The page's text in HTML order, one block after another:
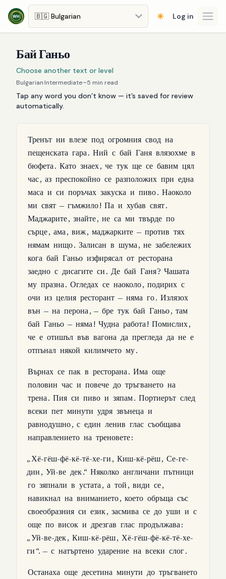
Skip to main content
Log in
Бай Ганьо
Choose another text or level
Bulgarian·Intermediate·~5 min read
Tap any word you don’t know — it’s saved for review
automatically.
Тренът ни влезе под огромния свод на
пещенската гара. Ний с бай Ганя влязохме в
бюфета. Като знаех, че тук ще се бавим цял
час, аз преспокойно се разположих при една
маса и си поръчах закуска и пиво. Наоколо
ми свят — гъмжило! Па и хубав свят.
Маджарите, знайте, не са ми твърде по
сърце, ама, виж, маджарките — против тях
нямам нищо. Залисан в шума, не забележих
кога бай Ганьо изфирясал от ресторана
заедно с дисагите си . Де бай Ганя? Чашата
му празна. Огледах се наоколо, подирих с
очи из целия ресторант — няма го. Излязох
вън — на перона, — бре тук бай Ганьо, там
бай Ганьо — няма! Чудна работа! Помислих,
че е отишъл във вагона да прегледа да не е
отпънал някой килимчето му.
Върнах се пак в ресторана. Има още
половин час и повече до тръгването на
трена. Пия си пиво и зяпам. Портиерът след
всеки пет минути удря звънеца и
равнодушно, с един ленив глас съобщава
направлението на треновете:
„Хë-гëш-фë-кë-тë-хе-ги , Киш-кë-рëш, Се-ге-
дин , Уй-ве дек.“ Няколко англичани пътници
го зяпнали в устата, а той , види се,
навикнал на вниманието, което обръща със
своеобразния си език, засмива се до уши и с
още по висок и дрезгав глас продължава:
„ Уй-ве-дек, Киш-кë-рëш, Хë-гëш-фë-кë-тë-хе-
ги “. — с натъртено ударение на всеки слог.
Останаха още десетина минути до тръгването